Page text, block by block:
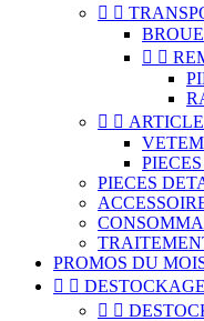
 
 
 
PIECES
PROMOS DU
  DESTOCKAGE
 